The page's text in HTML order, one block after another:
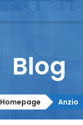
Blog
Homepage Anzio